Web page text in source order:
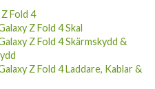
Fold 4
Z Fold 4 Skal
Z Fold 4 Skärmskydd &
Z Fold 4 Laddare, Kablar &